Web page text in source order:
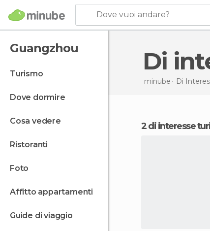
Dove vuoi andare?
Guangzhou
turismo
dove dormire
cosa vedere
ristoranti
foto
affitto appartamenti
guide di viaggio
Di
minube Di
2 di interesse